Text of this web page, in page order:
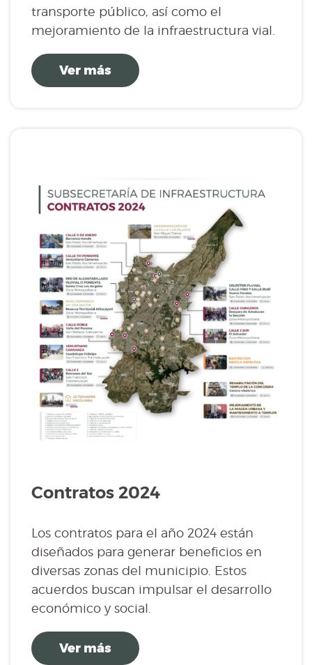
transporte público, así como el
mejoramiento de la infraestructura vial.
Ver más
Contratos 2024
Los contratos para el año 2024 están
diseñados para generar beneficios en
diversas zonas del municipio. Estos
acuerdos buscan impulsar el desarrollo
económico y social.
Ver más